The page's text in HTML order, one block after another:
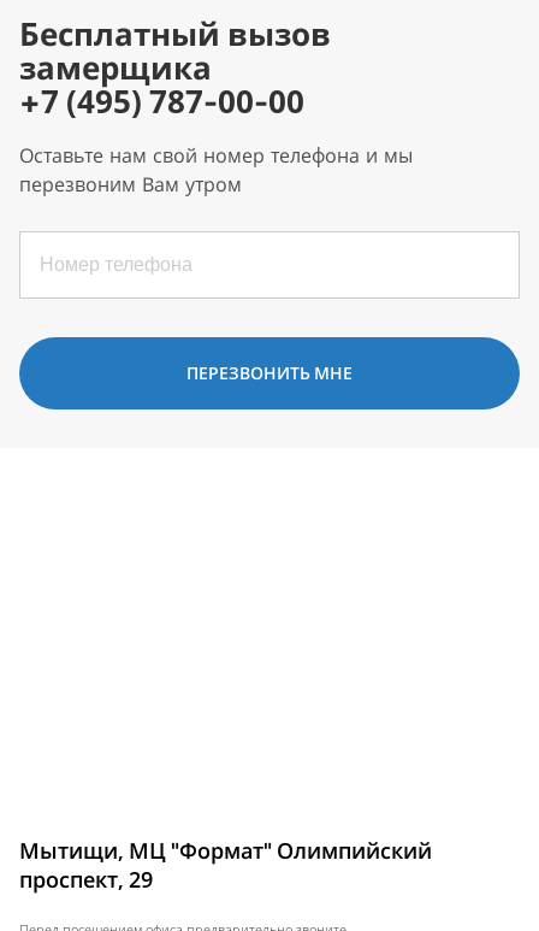
Бесплатный вызов
замерщика
+7 (495) 787-00-00
Оставьте нам свой номер телефона и мы
перезвоним Вам утром
ПЕРЕЗВОНИТЬ МНЕ
Мытищи, МЦ "Формат" Олимпийский
проспект, 29